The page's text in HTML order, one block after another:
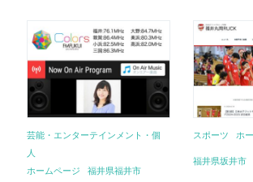
芸能・エンターテインメント・個
人
ホームページ
福井県福井市
スポーツ ホ
福井県坂井市